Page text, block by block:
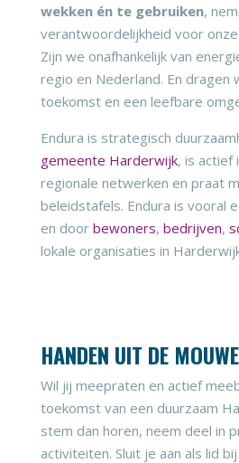
wekken én te gebruiken,
verantwoordelijkheid voor
Zijn we onafhankelijk van
regio en Nederland. En dragen
toekomst en een leefbare
Endura is strategisch
gemeente Harderwijk, is actief
regionale netwerken en praat
beleidstafels. Endura is vooral
en door bewoners, bedrijven,
lokale organisaties in
HANDEN UIT DE
Wil jij meepraten en actief
toekomst van een duurzaam
stem dan horen, neem deel in
activiteiten. Sluit je aan als lid